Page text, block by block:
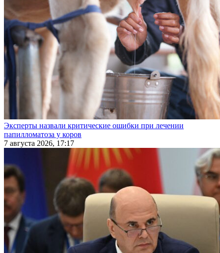
Эксперты назвали критические ошибки при лечении
папилломатоза у коров
7 августа 2026, 17:17